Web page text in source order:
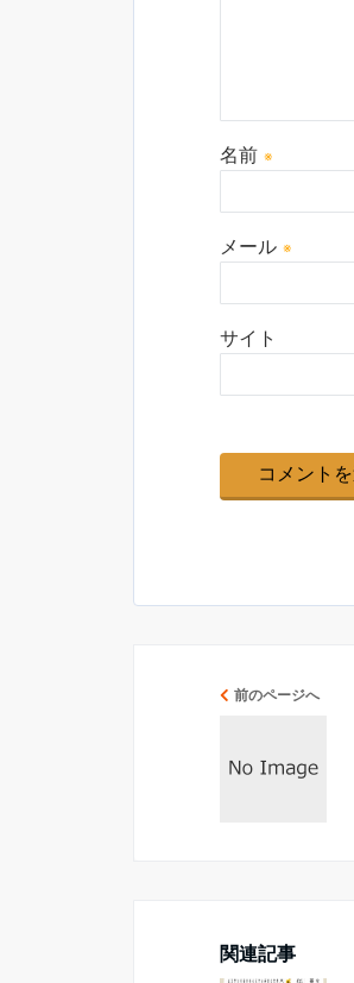
名前 ※
メール ※
サイト
前のページへ
関連記事